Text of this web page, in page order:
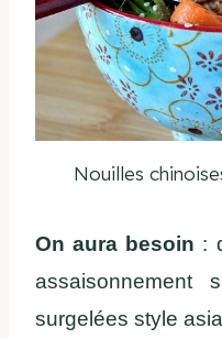
Nouilles
On aura besoin :
assaisonnement
surgelées style